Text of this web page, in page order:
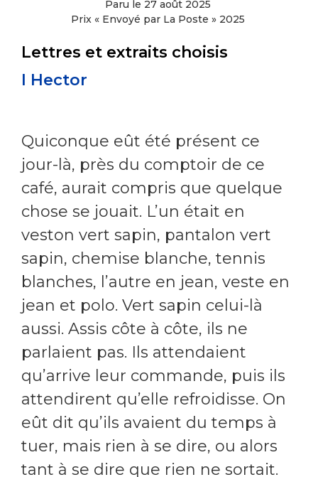
Lettres et extraits choisis
I Hector
Quiconque eût été présent ce
jour-là, près du comptoir de ce
café, aurait compris que quelque
chose se jouait. L’un était en
veston vert sapin, pantalon vert
sapin, chemise blanche, tennis
blanches, l’autre en jean, veste en
jean et polo. Vert sapin celui-là
aussi. Assis côte à côte, ils ne
parlaient pas. Ils attendaient
qu’arrive leur commande, puis ils
attendirent qu’elle refroidisse. On
eût dit qu’ils avaient du temps à
tuer, mais rien à se dire, ou alors
tant à se dire que rien ne sortait.
Paru le 27 août 2025
Prix « Envoyé par La Poste » 2025